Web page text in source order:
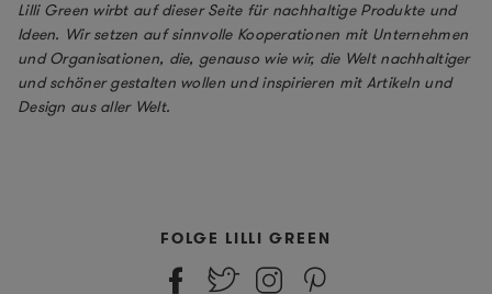
Lilli Green wirbt auf dieser Seite für nachhaltige Produkte und
Ideen. Wir setzen auf sinnvolle Kooperationen mit Unternehmen
und Organisationen, die, genauso wie wir, die Welt nachhaltiger
und schöner gestalten wollen und inspirieren mit Artikeln und
Design aus aller Welt.
FOLGE LILLI GREEN